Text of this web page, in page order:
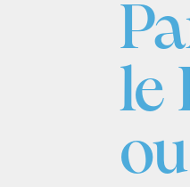
le